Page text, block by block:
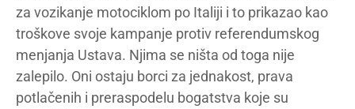
za vozikanje motociklom po Italiji i to prikazao kao
troškove svoje kampanje protiv referendumskog
menjanja Ustava. Njima se ništa od toga nije
zalepilo. Oni ostaju borci za jednakost, prava
potlačenih i preraspodelu bogatstva koje su